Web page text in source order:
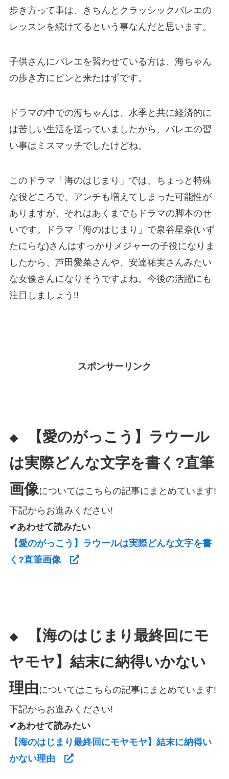
歩き方って事は、きちんとクラッシックバレエの
レッスンを続けてるという事なんだと思います。
子供さんにバレエを習わせている方は、海ちゃん
の歩き方にピンと来たはずです。
ドラマの中での海ちゃんは、水季と共に経済的に
は苦しい生活を送っていましたから、バレエの習
い事はミスマッチでしたけどね。
このドラマ「海のはじまり」では、ちょっと特殊
な役どころで、アンチも増えてしまった可能性が
ありますが、それはあくまでもドラマの脚本のせ
いです。ドラマ「海のはじまり」で泉谷星奈(いず
たにらな)さんはすっかりメジャーの子役になりま
したから、芦田愛菜さんや、安達祐実さんみたい
な女優さんになりそうですよね。今後の活躍にも
注目しましょう!!
スポンサーリンク
◆
【愛のがっこう】ラウール
は実際どんな文字を書く?直筆
画像についてはこちらの記事にまとめています!
下記からお進みください!
✔あわせて読みたい
【愛のがっこう】ラウールは実際どんな文字を書
く?直筆画像
◆
【海のはじまり最終回にモ
ヤモヤ】結末に納得いかない
理由についてはこちらの記事にまとめています!
下記からお進みください!
✔あわせて読みたい
【海のはじまり最終回にモヤモヤ】結末に納得い
かない理由